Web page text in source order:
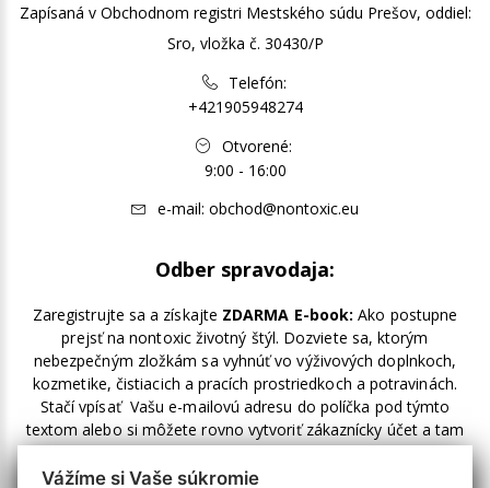
Zapísaná v Obchodnom registri Mestského súdu Prešov, oddiel:
Sro, vložka č. 30430/P
Telefón:
+421905948274
Otvorené:
9:00 - 16:00
e-mail: obchod@nontoxic.eu
Odber spravodaja:
Zaregistrujte sa a získajte ZDARMA E-book: Ako postupne
prejsť na nontoxic životný štýl. Dozviete sa, ktorým
nebezpečným zložkám sa vyhnúť vo výživových doplnkoch,
kozmetike, čistiacich a pracích prostriedkoch a potravinách.
Stačí vpísať Vašu e-mailovú adresu do políčka pod týmto
textom alebo si môžete rovno vytvoriť zákaznícky účet a tam
zakliknúť odber noviniek.
Vážíme si Vaše súkromie